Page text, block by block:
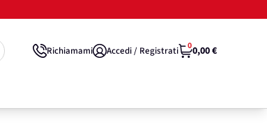
Richiamami Accedi / Registrati 00,00 €